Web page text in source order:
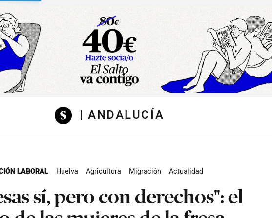
| ANDALUCÍA
LABORAL Huelva Agricultura Migración Actualidad
sí, pero con derechos": el